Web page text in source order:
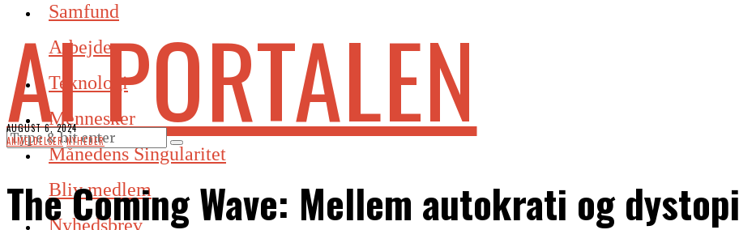
Samfund
Arbejde
Teknologi
Mennesker
Månedens Singularitet
Bliv medlem
Nyhedsbrev
AI PORTALEN
AUGUST 6, 2024
ANMELDELSER·NYHEDER
The Coming Wave: Mellem autokrati og dystopi